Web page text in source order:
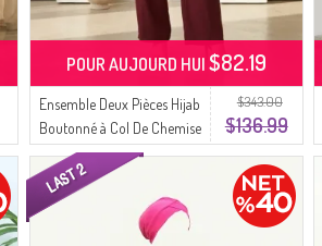
$343.00
$136.99
Ensemble Deux Pièces Hijab
Boutonné à Col De Chemise
2290-04 Prune
POUR AUJOURD HUI $82.19